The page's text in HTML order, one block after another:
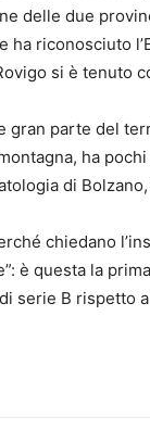
delle due
riconosciuto
si è tenuto
gran parte del
ha
di
chiedano
è questa la
serie B rispetto